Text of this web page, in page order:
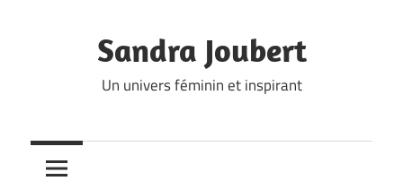
Sandra Joubert
Un univers féminin et inspirant